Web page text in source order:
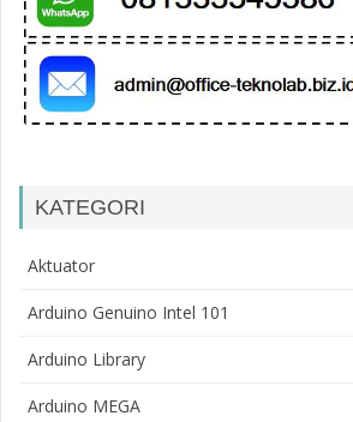
KATEGORI
Aktuator
Arduino Genuino Intel 101
Arduino Library
Arduino MEGA